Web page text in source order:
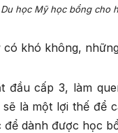
Du học Mỹ học bổng cho
có khó không,
cấp 3, làm
là một lợi thế để
để dành được học